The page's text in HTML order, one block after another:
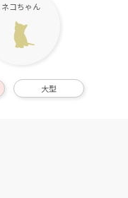
ネコちゃん
大型